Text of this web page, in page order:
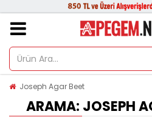
Joseph Agar Beet
ARAMA: JOSEPH